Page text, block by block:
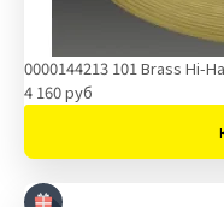
0000144213 101 Brass Hi-
4 160 руб